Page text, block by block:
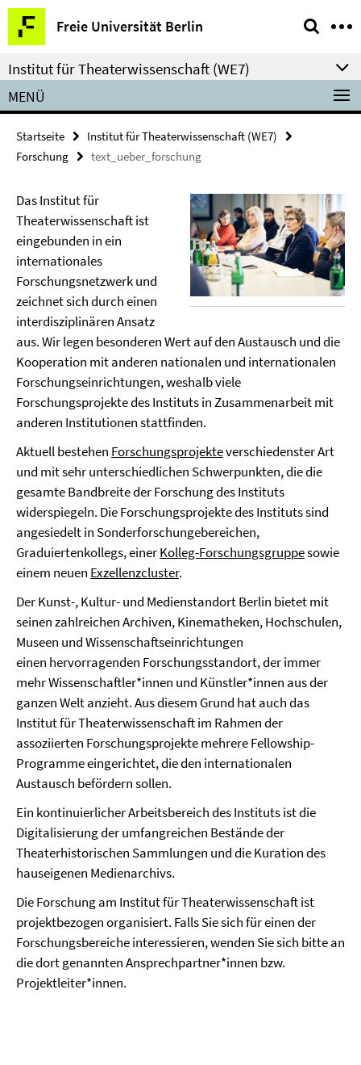
Springe
direkt
zu
Inhalt
Freie Universität Berlin
Service-
Navigation
Institut für Theaterwissenschaft (WE7)
MENÜ
Startseite
Institut für Theaterwissenschaft (WE7)
Forschung
text_ueber_forschung
Das Institut für
Theaterwissenschaft ist
eingebunden in ein
internationales
Forschungsnetzwerk und
zeichnet sich durch einen
interdisziplinären Ansatz
aus. Wir legen besonderen Wert auf den Austausch und die
Kooperation mit anderen nationalen und internationalen
Forschungseinrichtungen, weshalb viele
Forschungsprojekte des Instituts in Zusammenarbeit mit
anderen Institutionen stattfinden.
Aktuell bestehen Forschungsprojekteverschiedenster Art
und mit sehr unterschiedlichen Schwerpunkten, die die
gesamte Bandbreite der Forschung des Instituts
widerspiegeln. Die Forschungsprojekte des Instituts sind
angesiedelt in Sonderforschungebereichen,
Graduiertenkollegs, einerKolleg-Forschungsgruppesowie
einem neuen Exzellenzcluster.
Der Kunst-, Kultur- und Medienstandort Berlin bietet mit
seinen zahlreichen Archiven, Kinematheken, Hochschulen,
Museen und Wissenschaftseinrichtungen
einen hervorragenden Forschungsstandort, der immer
mehr Wissenschaftler*innen und Künstler*innen aus der
ganzen Welt anzieht. Aus diesem Grund hat auch das
Institut für Theaterwissenschaft im Rahmen der
assoziierten Forschungsprojekte mehrere Fellowship-
Programme eingerichtet, die den internationalen
Austausch befördern sollen.
Ein kontinuierlicher Arbeitsbereich des Instituts ist die
Digitalisierung der umfangreichen Bestände der
Theaterhistorischen Sammlungen und die Kuration des
hauseigenen Medienarchivs.
Die Forschung am Institut für Theaterwissenschaft ist
projektbezogen organisiert. Falls Sie sich für einen der
Forschungsbereiche interessieren, wenden Sie sich bitte an
die dort genannten Ansprechpartner*innen bzw.
Projektleiter*innen.